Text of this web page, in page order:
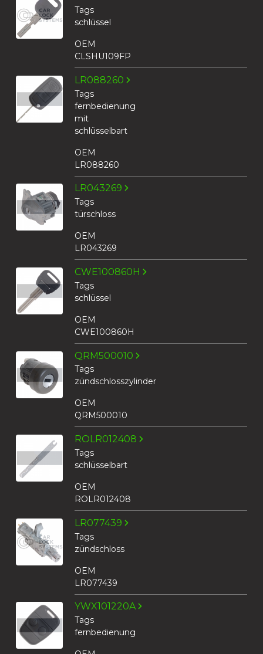
Tags
schlüssel
OEM
CLSHU109FP
LR088260
Tags
fernbedienung
mit
schlüsselbart
OEM
LR088260
LR043269
Tags
türschloss
OEM
LR043269
CWE100860H
Tags
schlüssel
OEM
CWE100860H
QRM500010
Tags
zündschlosszylinder
OEM
QRM500010
ROLR012408
Tags
schlüsselbart
OEM
ROLR012408
LR077439
Tags
zündschloss
OEM
LR077439
YWX101220A
Tags
fernbedienung